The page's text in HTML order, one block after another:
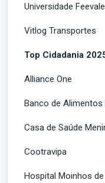
Universidade Feevale
Vitlog Transportes
Top Cidadania
Alliance One
Banco de Alimentos
Casa de Saúde
Cootravipa
Hospital Moinhos